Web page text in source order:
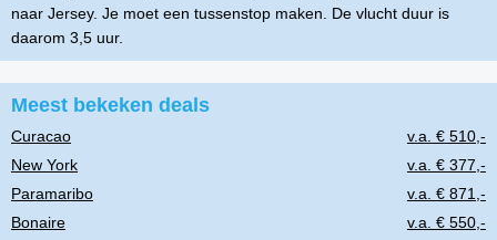
naar Jersey. Je moet een tussenstop maken. De vlucht duur is
daarom 3,5 uur.
Meest bekeken deals
Curacao
v.a. € 510,-
New York
v.a. € 377,-
Paramaribo
v.a. € 871,-
Bonaire
v.a. € 550,-